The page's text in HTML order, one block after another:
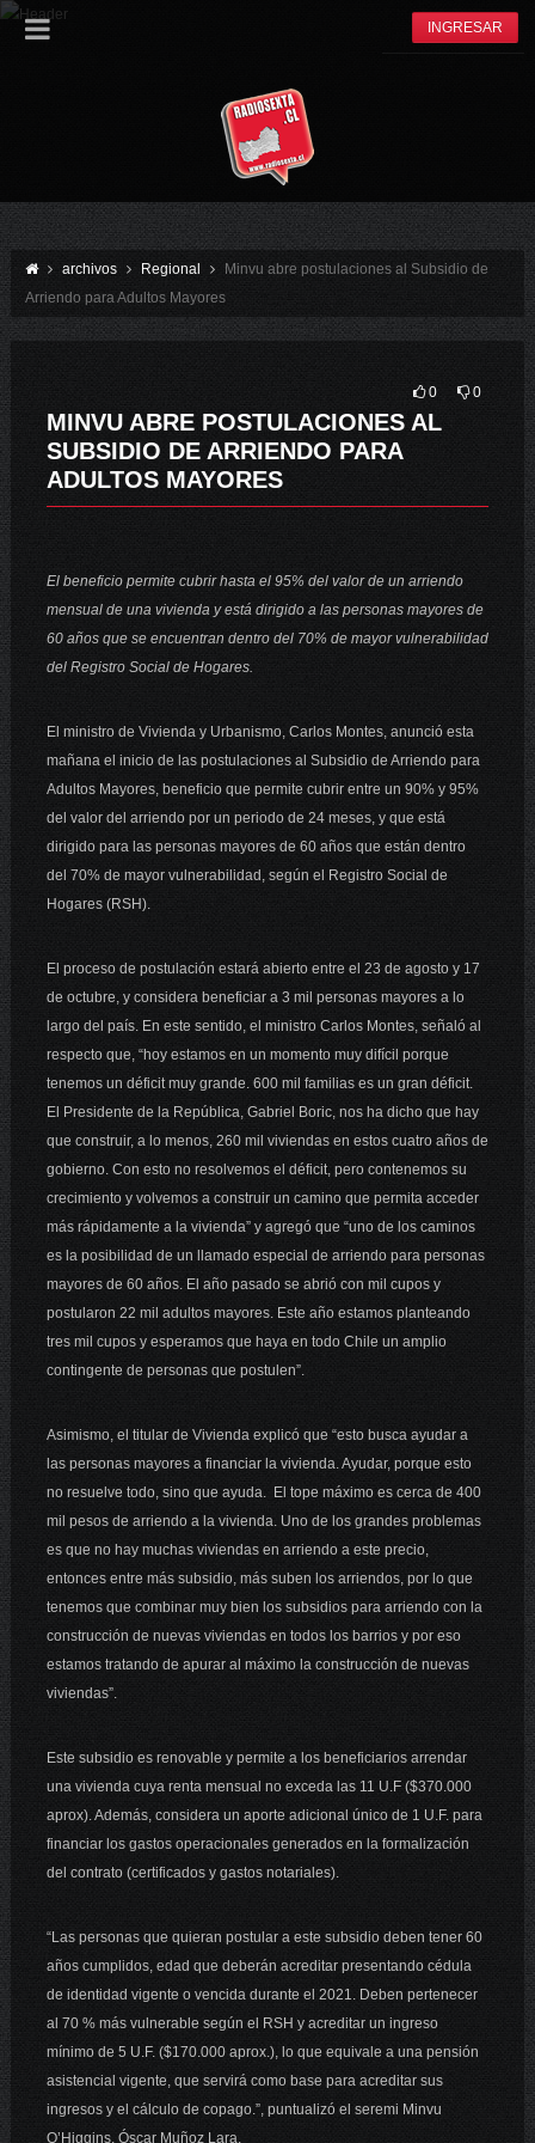
INGRESAR
archivos Regional
Minvu abre postulaciones al Subsidio de
Arriendo para Adultos Mayores
0 0
MINVU ABRE POSTULACIONES AL
SUBSIDIO DE ARRIENDO PARA
ADULTOS MAYORES
El beneficio permite cubrir hasta el 95% del valor de un arriendo
mensual de una vivienda y está dirigido a las personas mayores de
60 años que se encuentran dentro del 70% de mayor vulnerabilidad
del Registro Social de Hogares.
El ministro de Vivienda y Urbanismo, Carlos Montes, anunció esta
mañana el inicio de las postulaciones al Subsidio de Arriendo para
Adultos Mayores, beneficio que permite cubrir entre un 90% y 95%
del valor del arriendo por un periodo de 24 meses, y que está
dirigido para las personas mayores de 60 años que están dentro
del 70% de mayor vulnerabilidad, según el Registro Social de
Hogares (RSH).
El proceso de postulación estará abierto entre el 23 de agosto y 17
de octubre, y considera beneficiar a 3 mil personas mayores a lo
largo del país. En este sentido, el ministro Carlos Montes, señaló al
respecto que, “hoy estamos en un momento muy difícil porque
tenemos un déficit muy grande. 600 mil familias es un gran déficit.
El Presidente de la República, Gabriel Boric, nos ha dicho que hay
que construir, a lo menos, 260 mil viviendas en estos cuatro años de
gobierno. Con esto no resolvemos el déficit, pero contenemos su
crecimiento y volvemos a construir un camino que permita acceder
más rápidamente a la vivienda” y agregó que “uno de los caminos
es la posibilidad de un llamado especial de arriendo para personas
mayores de 60 años. El año pasado se abrió con mil cupos y
postularon 22 mil adultos mayores. Este año estamos planteando
tres mil cupos y esperamos que haya en todo Chile un amplio
contingente de personas que postulen”.
Asimismo, el titular de Vivienda explicó que “esto busca ayudar a
las personas mayores a financiar la vivienda. Ayudar, porque esto
no resuelve todo, sino que ayuda. El tope máximo es cerca de 400
mil pesos de arriendo a la vivienda. Uno de los grandes problemas
es que no hay muchas viviendas en arriendo a este precio,
entonces entre más subsidio, más suben los arriendos, por lo que
tenemos que combinar muy bien los subsidios para arriendo con la
construcción de nuevas viviendas en todos los barrios y por eso
estamos tratando de apurar al máximo la construcción de nuevas
viviendas”.
Este subsidio es renovable y permite a los beneficiarios arrendar
una vivienda cuya renta mensual no exceda las 11 U.F ($370.000
aprox). Además, considera un aporte adicional único de 1 U.F. para
financiar los gastos operacionales generados en la formalización
del contrato (certificados y gastos notariales).
“Las personas que quieran postular a este subsidio deben tener 60
años cumplidos, edad que deberán acreditar presentando cédula
de identidad vigente o vencida durante el 2021. Deben pertenecer
al 70 % más vulnerable según el RSH y acreditar un ingreso
mínimo de 5 U.F. ($170.000 aprox.), lo que equivale a una pensión
asistencial vigente, que servirá como base para acreditar sus
ingresos y el cálculo de copago.”, puntualizó el seremi Minvu
O’Higgins, Óscar Muñoz Lara.